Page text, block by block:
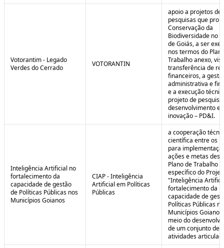
Votorantim - Legado
Verdes do Cerrado
VOTORANTIN
apoio a projetos de
pesquisas que
Conservação da
Biodiversidade no
de Goiás, a ser
nos termos do
Trabalho anexo,
transferência de
financeiros, a
administrativa e
e a execução
projeto de pesquisa,
desenvolvimento e
inovação – PD&I.
Inteligência Artificial no
fortalecimento da
capacidade de gestão
de Políticas Públicas nos
Municípios Goianos
CIAP - Inteligência
Artificial em Políticas
Públicas
a cooperação
científica entre os
para
ações e metas
Plano de Trabalho
específico do
"Inteligência
fortalecimento da
capacidade de
Políticas Públicas
Municípios
meio do
de um conjunto de
atividades